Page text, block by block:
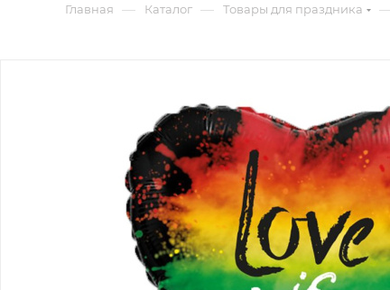
Главная — Каталог — Товары для праздника